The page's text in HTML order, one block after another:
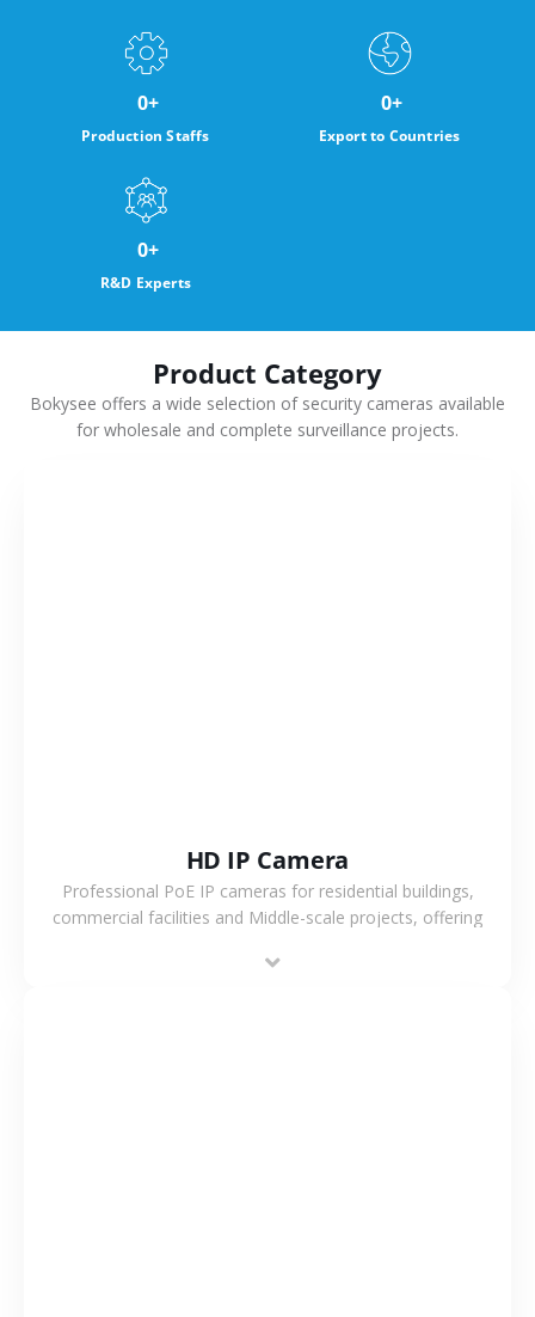
Production Staffs
0+
Export to Countries
0+
R&D Experts
0+
Product Category
Bokysee offers a wide selection of security cameras available
for wholesale and complete surveillance projects.
HD IP Camera
Professional PoE IP cameras for residential buildings,
commercial facilities and Middle-scale projects, offering
support.